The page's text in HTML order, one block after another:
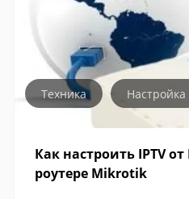
Техника Настройка
Как настроить IPTV
роутере Mikrotik